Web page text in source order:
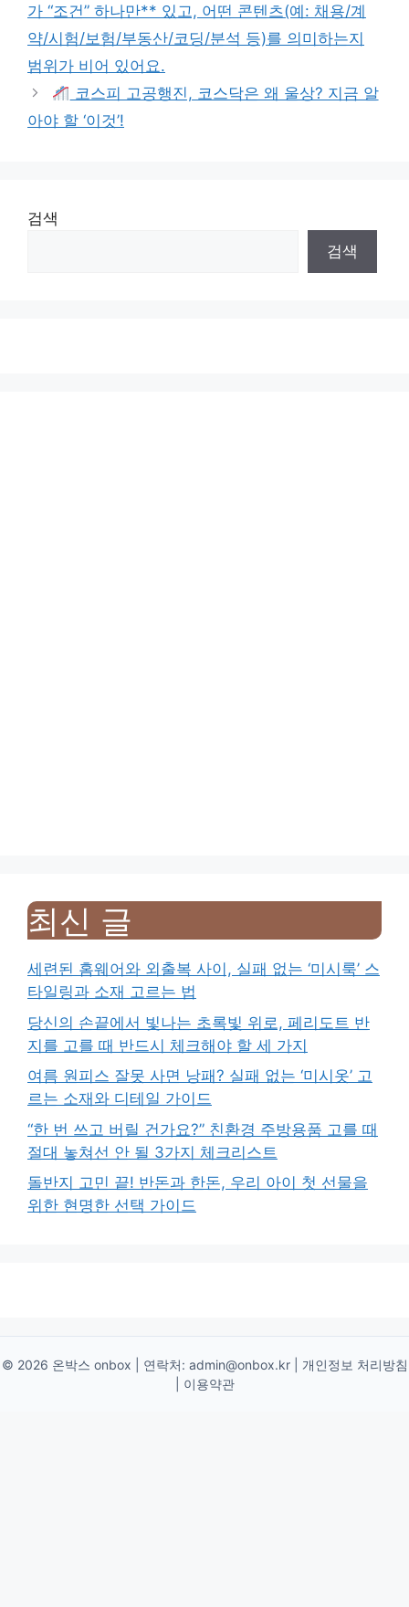
가 “조건” 하나만** 있고, 어떤 콘텐츠(예: 채용/계
약/시험/보험/부동산/코딩/분석 등)를 의미하는지
범위가 비어 있어요.
코스피 고공행진, 코스닥은 왜 울상? 지금 알
아야 할 ‘이것’!
검색
검색
최신 글
세련된 홈웨어와 외출복 사이, 실패 없는 ‘미시룩’ 스
타일링과 소재 고르는 법
당신의 손끝에서 빛나는 초록빛 위로, 페리도트 반
지를 고를 때 반드시 체크해야 할 세 가지
여름 원피스 잘못 사면 낭패? 실패 없는 ‘미시옷’ 고
르는 소재와 디테일 가이드
“한 번 쓰고 버릴 건가요?” 친환경 주방용품 고를 때
절대 놓쳐선 안 될 3가지 체크리스트
돌반지 고민 끝! 반돈과 한돈, 우리 아이 첫 선물을
위한 현명한 선택 가이드
© 2026 온박스 onbox | 연락처: admin@onbox.kr| 개인정보 처리방침
이용약관